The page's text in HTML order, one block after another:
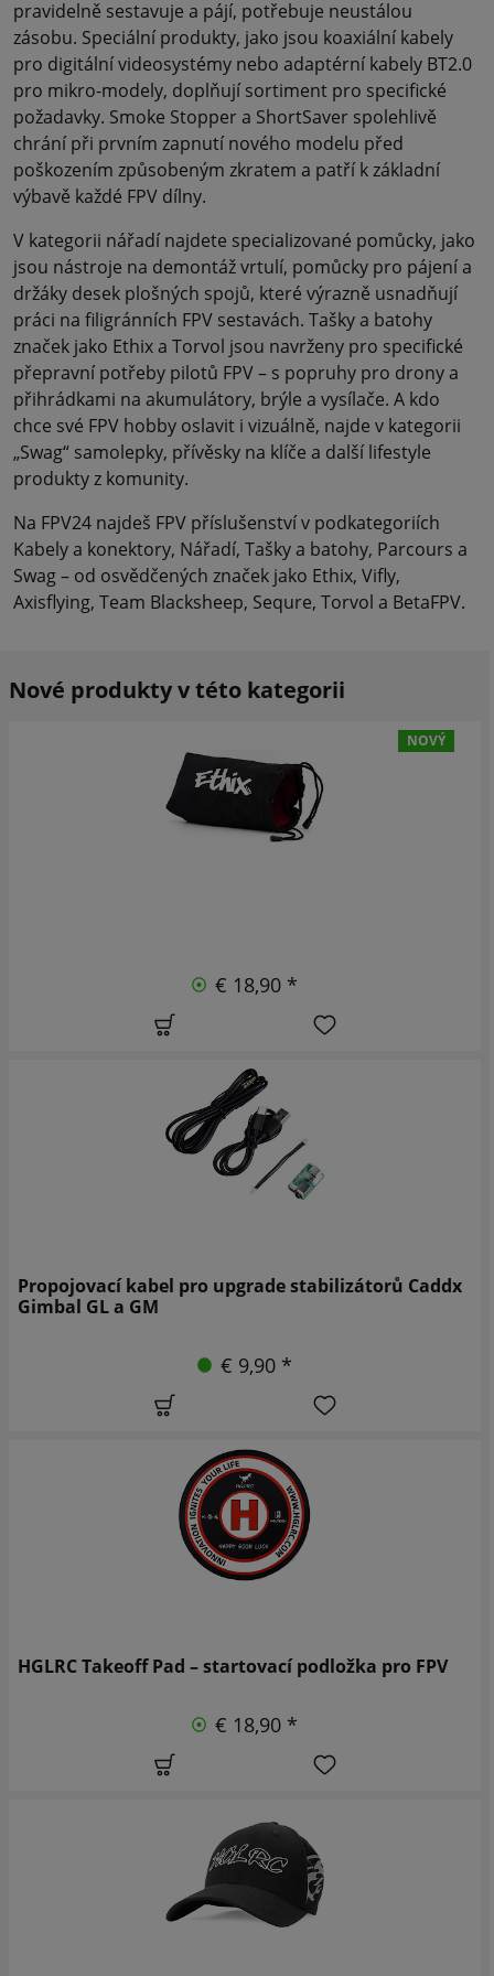
pravidelně sestavuje a pájí, potřebuje neustálou
zásobu. Speciální produkty, jako jsou koaxiální kabely
pro digitální videosystémy nebo adaptérní kabely BT2.0
pro mikro-modely, doplňují sortiment pro specifické
požadavky. Smoke Stopper a ShortSaver spolehlivě
chrání při prvním zapnutí nového modelu před
poškozením způsobeným zkratem a patří k základní
výbavě každé FPV dílny.
V kategorii nářadí najdete specializované pomůcky, jako
jsou nástroje na demontáž vrtulí, pomůcky pro pájení a
držáky desek plošných spojů, které výrazně usnadňují
práci na filigránních FPV sestavách. Tašky a batohy
značek jako Ethix a Torvol jsou navrženy pro specifické
přepravní potřeby pilotů FPV – s popruhy pro drony a
přihrádkami na akumulátory, brýle a vysílače. A kdo
chce své FPV hobby oslavit i vizuálně, najde v kategorii
„Swag“ samolepky, přívěsky na klíče a další lifestyle
produkty z komunity.
Na FPV24 najdeš FPV příslušenství v podkategoriích
Kabely a konektory, Nářadí, Tašky a batohy, Parcours a
Swag – od osvědčených značek jako Ethix, Vifly,
Axisflying, Team Blacksheep, Sequre, Torvol a BetaFPV.
Nové produkty v této kategorii
NOVÝ
€ 18,90 *
Propojovací kabel pro upgrade stabilizátorů Caddx
Gimbal GL a GM
€ 9,90 *
HGLRC Takeoff Pad – startovací podložka pro FPV
€ 18,90 *